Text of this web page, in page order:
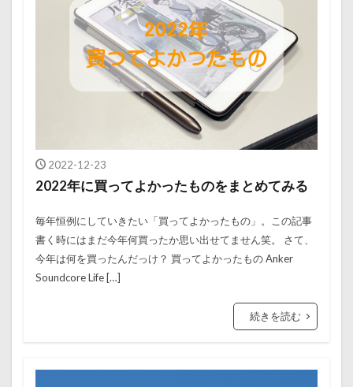
2022-12-23
2022年に買ってよかったものをまとめてみる
毎年恒例にしていきたい「買ってよかったもの」。この記事
書く時にはまだ今年何買ったか思い出せてません笑。 さて、
今年は何を買ったんだっけ？ 買ってよかったもの Anker
Soundcore Life […]
続きを読む